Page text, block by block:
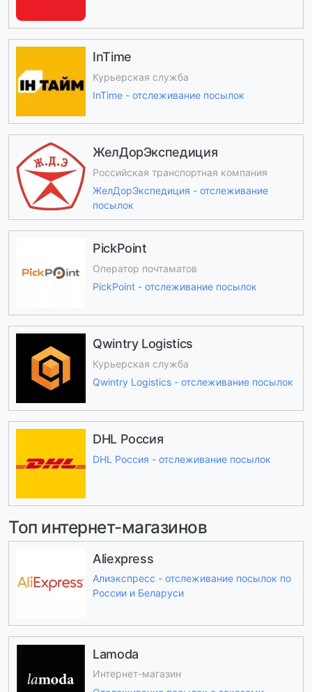
InTime
Курьерская служба
InTime - отслеживание посылок
ЖелДорЭкспедиция
Российская транспортная компания
ЖелДорЭкспедиция - отслеживание
посылок
PickPoint
Оператор почтаматов
PickPoint - отслеживание посылок
Qwintry Logistics
Курьерская служба
Qwintry Logistics - отслеживание посылок
DHL Россия
DHL Россия - отслеживание посылок
Топ интернет-магазинов
Aliexpress
Алиэкспресс - отслеживание посылок по
России и Беларуси
Lamoda
Интернет-магазин